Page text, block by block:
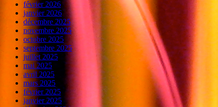
février 2026
janvier 2026
décembre 2025
novembre 2025
octobre 2025
septembre 2025
juillet 2025
mai 2025
avril 2025
mars 2025
février 2025
janvier 2025